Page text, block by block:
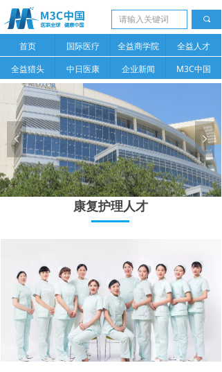
끠
首页 国际医疗 全益商学院
全益人才
全益猎头
中日医康 企业新闻 M3C中国
넳 넲
康复护理人才